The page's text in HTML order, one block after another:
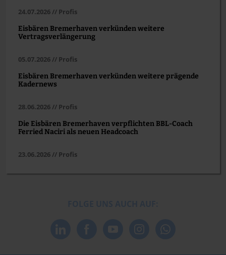
24.07.2026 // Profis
Eisbären Bremerhaven verkünden weitere
Vertragsverlängerung
05.07.2026 // Profis
Eisbären Bremerhaven verkünden weitere prägende
Kadernews
28.06.2026 // Profis
Die Eisbären Bremerhaven verpflichten BBL-Coach
Ferried Naciri als neuen Headcoach
23.06.2026 // Profis